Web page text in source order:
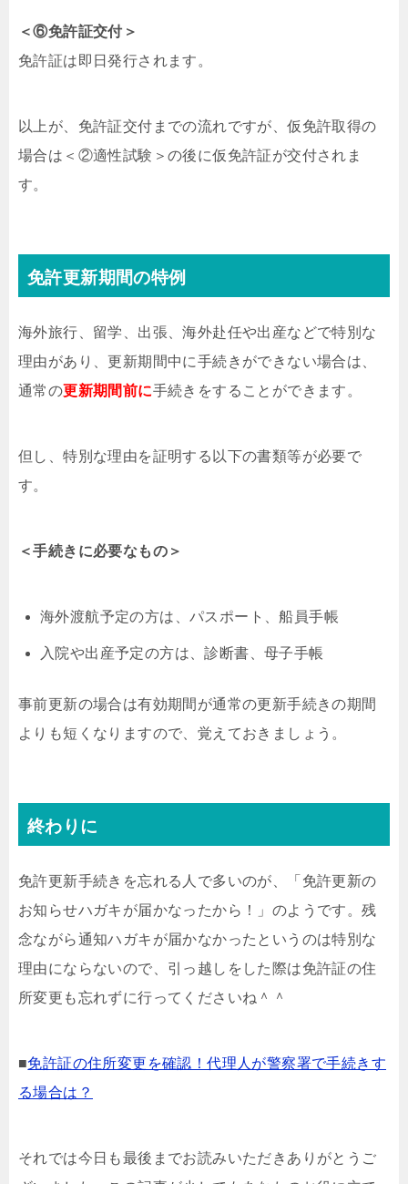
＜⑥免許証交付＞
免許証は即日発行されます。
以上が、免許証交付までの流れですが、仮免許取得の
場合は＜②適性試験＞の後に仮免許証が交付されま
す。
免許更新期間の特例
海外旅行、留学、出張、海外赴任や出産などで特別な
理由があり、更新期間中に手続きができない場合は、
通常の更新期間前に手続きをすることができます。
但し、特別な理由を証明する以下の書類等が必要で
す。
＜手続きに必要なもの＞
海外渡航予定の方は、パスポート、船員手帳
入院や出産予定の方は、診断書、母子手帳
事前更新の場合は有効期間が通常の更新手続きの期間
よりも短くなりますので、覚えておきましょう。
終わりに
免許更新手続きを忘れる人で多いのが、「免許更新の
お知らせハガキが届かなったから！」のようです。残
念ながら通知ハガキが届かなかったというのは特別な
理由にならないので、引っ越しをした際は免許証の住
所変更も忘れずに行ってくださいね＾＾
■免許証の住所変更を確認！代理人が警察署で手続きす
る場合は？
それでは今日も最後までお読みいただきありがとうご